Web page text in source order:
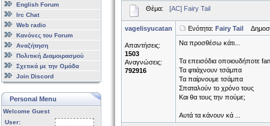
English Forum
Irc Chat
Web radio
Κανόνες του Forum
Αναζήτηση
Πολιτική Διαμοιρασμού
Σχετικά με την Ομάδα
Join Discord
Personal Menu
Welcome Guest
User:
Θέμα: [AC] Fairy Tail
vagelisyucatan
Απαντήσεις:
1503
Αναγνώσεις:
792916
Ενότητα: Fairy Tail
Να προσθέσω κάτι...
Τα επεισόδια οποιουδήποτε
Τα φτιάχνουν τσάμπα
Τα παίρνουμε τσάμπα
Σπαταλούν το χρόνο τους
Και θα τους την πούμε;
Αυτά τα κάνουν κά ...